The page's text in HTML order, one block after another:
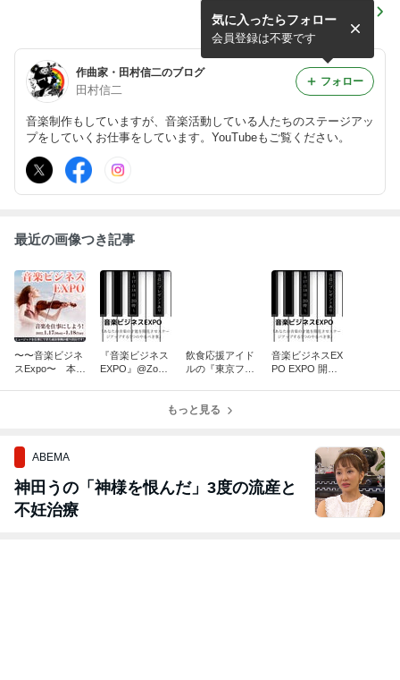
〜〜音楽ビジネスExpo〜
本日20時から。まだ間に合
います！！
作曲家・田村信二のブログ
田村信二
音楽制作もしていますが、音楽活動している人たちのステージアッ
プをしていくお仕事をしています。YouTubeもご覧ください。
気に入ったらフォロー
会員登録は不要です
フォロー
最近の画像つき記事
〜〜音楽ビジネ
スExpo〜 本日
『音楽ビジネス
EXPO』@Zoom
飲食応援アイド
ルの『東京フー
音楽ビジネスEX
PO EXPO 開
もっと見る
ABEMA
神田うの「神様を恨んだ」3度の流産と
不妊治療